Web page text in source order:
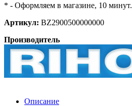
* - Оформляем в магазине, 10 минут.
Артикул: BZ2900500000000
Производитель
Описание